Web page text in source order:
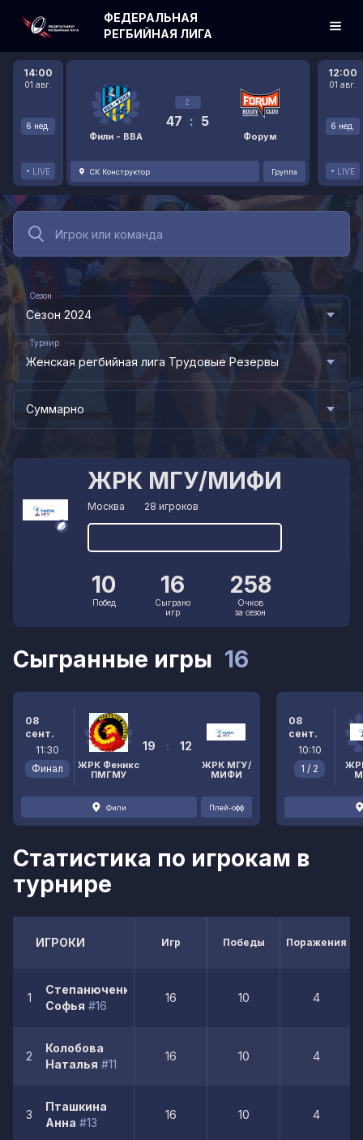
14:00
01 авг.
6 нед.
LIVE
Фили - ВВА
2
47 : 5
Форум
СК Конструктор Группа
12:00
01 авг.
6 нед.
LIVE
ФЕДЕРАЛЬНАЯ
РЕГБИЙНАЯ ЛИГА
Сезон 2024
Сезон
Женская регбийная лига Трудовые Резервы
Турнир
Суммарно
ЖРК МГУ/МИФИ
Москва 28 игроков
10
Побед
16
Сыграно
игр
258
Очков
за сезон
Сыгранные игры 16
08
сент.
11:30
Финал
ЖРК Феникс
ПМГМУ
19 : 12
ЖРК МГУ/
МИФИ
Фили Плей-офф
08
сент.
10:10
1 / 2
Статистика по игрокам в
турнире
ИГРОКИ Игр Победы Поражения
1
Степанюченко
Софья #16
16 10 4
2
Колобова
Наталья #11
16 10 4
3
Пташкина
Анна #13
16 10 4